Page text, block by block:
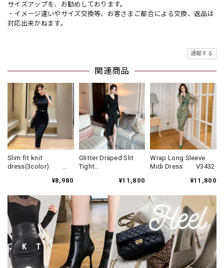
サイズアップを、お勧めしております。
・イメージ違いやサイズ交換等、お客さまご都合による交換、返品は
対応出来かねます。
通報する
関連商品
Slim fit knit
dress(3color)
¥8,980
Glitter Draped Slit
Tight
¥11,800
Wrap Long Sleeve
Midi Dress V3432
¥11,800